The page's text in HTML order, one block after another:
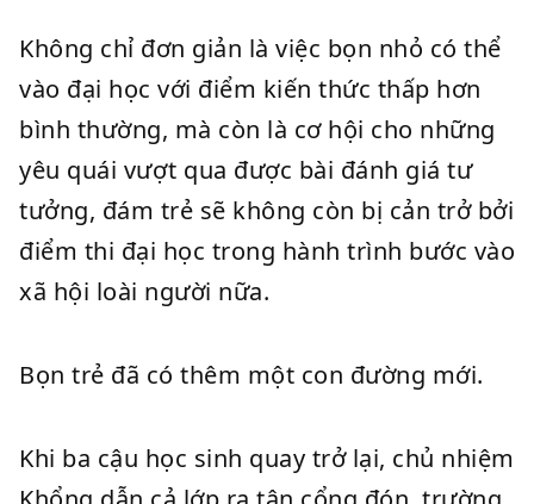
Không chỉ đơn giản là việc bọn nhỏ có thể
vào đại học với điểm kiến thức thấp hơn
bình thường, mà còn là cơ hội cho những
yêu quái vượt qua được bài đánh giá tư
tưởng, đám trẻ sẽ không còn bị cản trở bởi
điểm thi đại học trong hành trình bước vào
xã hội loài người nữa.
Bọn trẻ đã có thêm một con đường mới.
Khi ba cậu học sinh quay trở lại, chủ nhiệm